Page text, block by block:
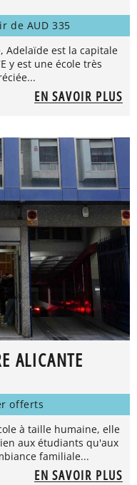
de AUD 335
Adelaïde est la capitale
y est une école très
EN SAVOIR PLUS
ALICANTE
offerts
à taille humaine, elle
aux étudiants qu'aux
familiale...
EN SAVOIR PLUS